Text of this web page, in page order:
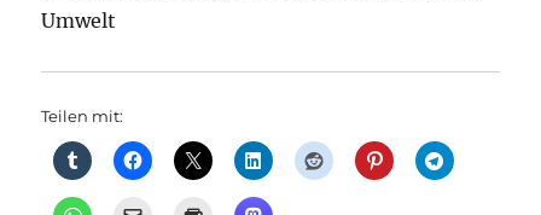
Umwelt
Teilen mit: